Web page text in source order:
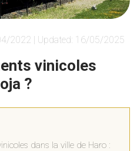
2022 | Updated: 16/05/2025
vinicoles
?
dans la ville de Haro :